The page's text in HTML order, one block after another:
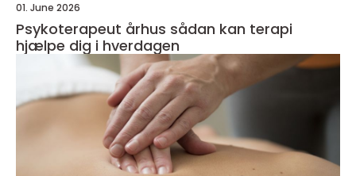
01. June 2026
Psykoterapeut århus sådan kan terapi
hjælpe dig i hverdagen